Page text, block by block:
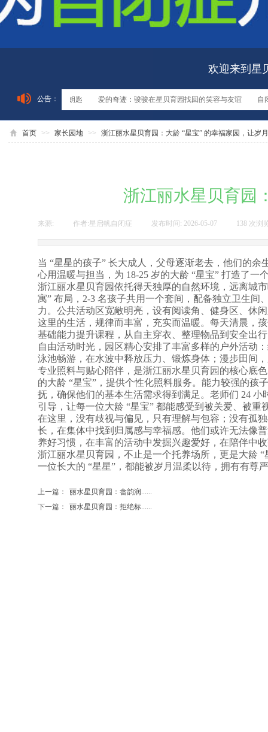
欢迎来到星
儿童语言潜能的钥匙 爱的奇迹：骏骏在星贝育园找回的笑容与友谊 自闭
公告：
首页 >> 家长园地 >> 浙江丽水星贝育园：大龄 “星宝” 的幸福家园，让岁
浙江丽水星贝育园
来源: 作者:星启帆自闭症 发布时间: 2026-05-07 138 次浏
当 “星星的孩子” 长大成人，父母逐渐老去，他们的
心用温暖与担当，为 18-25 岁的大龄 “星宝” 打造了
浙江丽水星贝育园依托得天独厚的自然环境，远离城
寓” 布局，2-3 名孩子共用一个套间，配备独立卫生
力。公共活动区宽敞明亮，设有阅读角、健身区、休
这里的生活，规律而丰富，充实而温暖。每天清晨，
基础能力提升课程，从自主穿衣、整理物品到安全出
自由活动时光，园区精心安排了丰富多样的户外活动
泳池畅游，在水波中释放压力、锻炼身体；漫步田间
专业照料与贴心陪伴，是浙江丽水星贝育园的核心底
的大龄 “星宝”，提供个性化照料服务。能力较强的
抚，确保他们的基本生活需求得到满足。老师们 24
引导，让每一位大龄 “星宝” 都能感受到被关爱、被重
在这里，没有歧视与偏见，只有理解与包容；没有孤
长，在集体中找到归属感与幸福感。他们或许无法像
养好习惯，在丰富的活动中发掘兴趣爱好，在陪伴中
浙江丽水星贝育园，不止是一个托养场所，更是大龄
一位长大的 “星星”，都能被岁月温柔以待，拥有有尊
上一篇：
丽水星贝育园：畲韵润......
下一篇：
丽水星贝育园：拒绝标......